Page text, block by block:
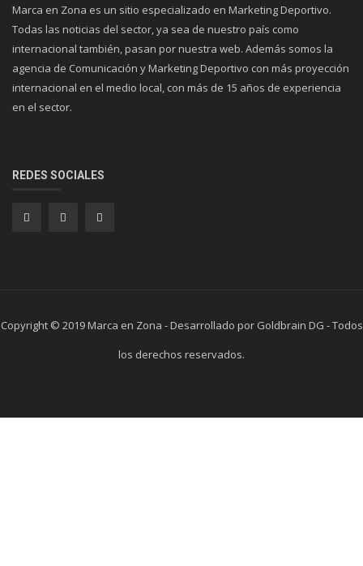
Marca en Zona es un sitio especializado en Marketing Deportivo.
Todas las noticias del sector, ya sea de nuestro país como
internacional también, pasan por nuestra web. Además somos la
agencia de Comunicación y Marketing Deportivo con más proyección
internacional en el medio local, con más de 15 años de experiencia
en el sector.
REDES SOCIALES
Copyright © 2019 Marca en Zona - Desarrollado por Goldbrain DG - Todos
los derechos reservados.